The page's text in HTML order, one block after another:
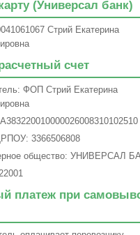
(Универсал банк)
Стрий Екатерина
счет
ФОП Стрий Екатерина
3366506808
общество: УНИВЕРСАЛ
платеж при